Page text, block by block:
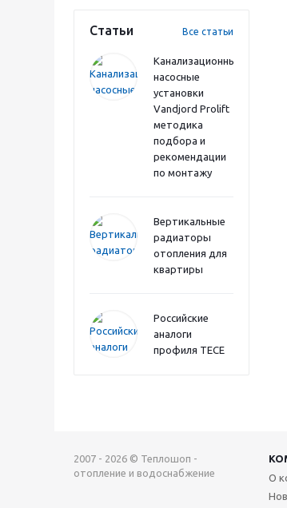
Статьи Все статьи
Канализационные
насосные
установки
Vandjord Prolift
методика
подбора и
рекомендации
по монтажу
Вертикальные
радиаторы
отопления для
квартиры
Российские
аналоги
профиля TECE
2007 - 2026 © Теплошоп -
отопление и водоснабжение
О